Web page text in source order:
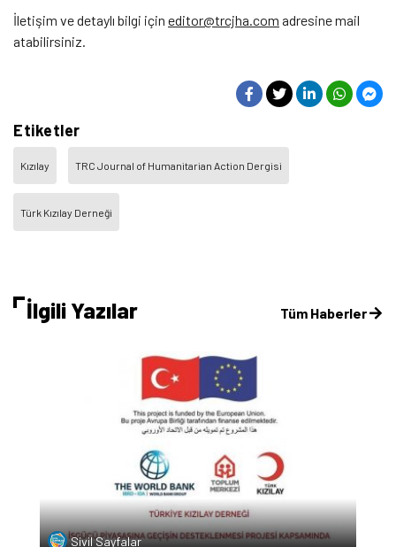
İletişim ve detaylı bilgi için editor@trcjha.com adresine mail
atabilirsiniz.
Etiketler
Kızılay TRC Journal of Humanitarian Action Dergisi
Türk Kızılay Derneği
İlgili Yazılar Tüm Haberler
Sivil Sayfalar